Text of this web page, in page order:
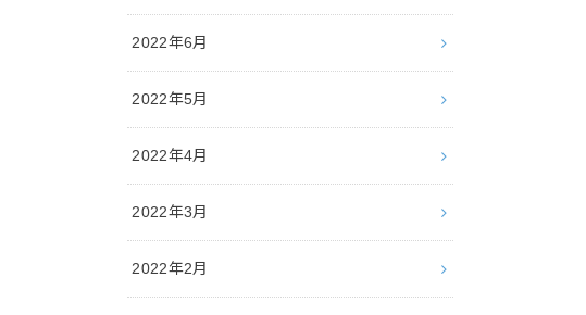
2022年6月
2022年5月
2022年4月
2022年3月
2022年2月